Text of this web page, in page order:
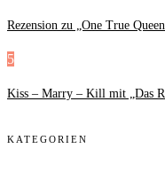
Rezension zu „One True
5
Kiss – Marry – Kill mit „Das
KATEGORIEN